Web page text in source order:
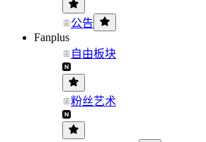
公告
Fanplus
自由板块
粉丝艺术